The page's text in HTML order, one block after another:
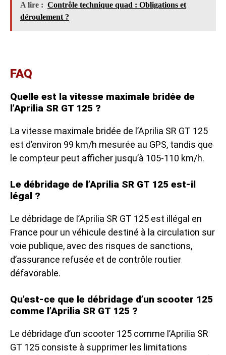
A lire : Contrôle technique quad : Obligations et
déroulement ?
FAQ
Quelle est la vitesse maximale bridée de
l’Aprilia SR GT 125 ?
La vitesse maximale bridée de l’Aprilia SR GT 125
est d’environ 99 km/h mesurée au GPS, tandis que
le compteur peut afficher jusqu’à 105-110 km/h.
Le débridage de l’Aprilia SR GT 125 est-il
légal ?
Le débridage de l’Aprilia SR GT 125 est illégal en
France pour un véhicule destiné à la circulation sur
voie publique, avec des risques de sanctions,
d’assurance refusée et de contrôle routier
défavorable.
Qu’est-ce que le débridage d’un scooter 125
comme l’Aprilia SR GT 125 ?
Le débridage d’un scooter 125 comme l’Aprilia SR
GT 125 consiste à supprimer les limitations